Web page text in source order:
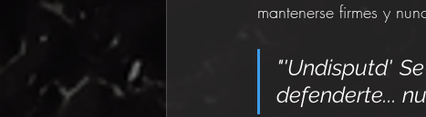
mantenerse firmes y
"'Undisputd'
defenderte...